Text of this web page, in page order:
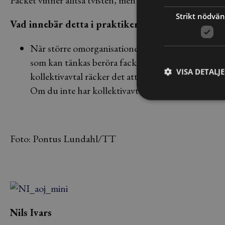
Vad innebär detta i praktiken?
När större omorganisationer ska genomföras,
som kan tänkas beröra facket är du som
kollektivavtal räcker det att du förhandlar med
Om du inte har kollektivavtal kan du vara
Foto: Pontus Lundahl/TT
Nils Ivars
Strikt
VISA